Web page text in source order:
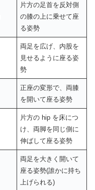
片方の足首を反対側
の膝の上に乗せて座
る姿勢
両足を広げ、内股を
見せるように座る姿
勢
正座の変形で、両膝
を開いて座る姿勢
片方の hip を床につ
け、両脚を同じ側に
伸ばして座る姿勢
両足を大きく開いて
座る姿勢(誰かに持ち
上げられる)